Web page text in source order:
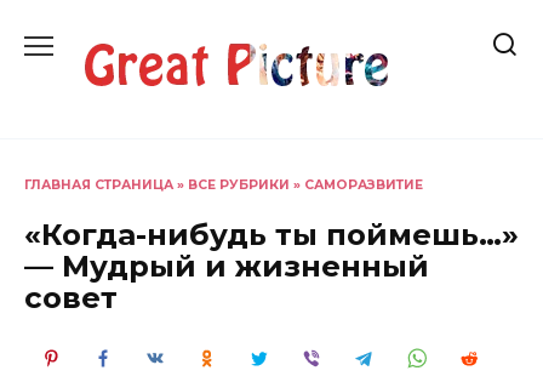
содержанию
ГЛАВНАЯ СТРАНИЦА » ВСЕ РУБРИКИ » САМОРАЗВИТИЕ
«Когда-нибудь ты поймешь…»
— Мудрый и жизненный
совет